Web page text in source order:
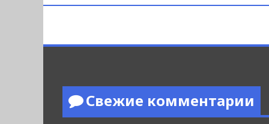
Свежие комментарии